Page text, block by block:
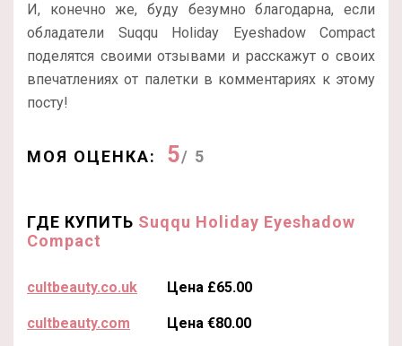
И, конечно же, буду безумно благодарна, если
обладатели Suqqu Holiday Eyeshadow Compact
поделятся своими отзывами и расскажут о своих
впечатлениях от палетки в комментариях к этому
посту!
МОЯ ОЦЕНКА: 5/ 5
ГДЕ КУПИТЬ Suqqu Holiday Eyeshadow
Compact
cultbeauty.co.uk Цена £65.00
cultbeauty.com Цена €80.00